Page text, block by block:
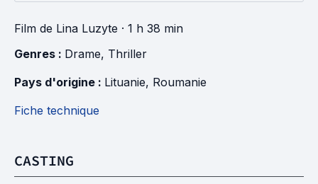
Film de Lina Luzyte · 1 h 38 min
Genres : Drame, Thriller
Pays d'origine : Lituanie, Roumanie
Fiche technique
CASTING